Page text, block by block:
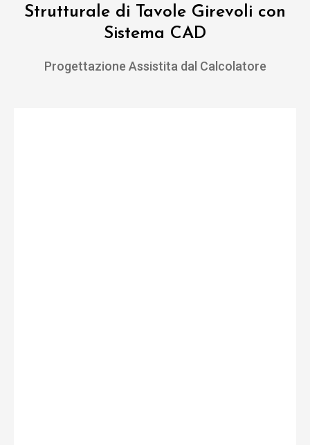
Strutturale di Tavole Girevoli con
Sistema CAD
Progettazione Assistita dal Calcolatore